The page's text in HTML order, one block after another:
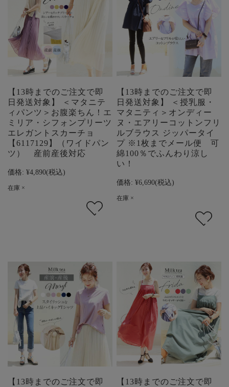
【13時までのご注文で即
日発送対象】 ＜マタニテ
ィパンツ＞お腹楽ちん！エ
ミリア・シフォンプリーツ
エレガントスカーチョ
【6117129】（ワイドパン
ツ） 産前産後対応
価格: ¥4,890(税込)
在庫 ×
【13時までのご注文で即
日発送対象】 ＜授乳服・
マタニティ＞オンディー
ヌ・エアリーコットンフリ
ルブラウス ジッパータイ
プ ※1枚までメール便 可
綿100％でふんわり涼し
い！
価格: ¥6,690(税込)
在庫 ×
【13時までのご注文で即
【13時までのご注文で即